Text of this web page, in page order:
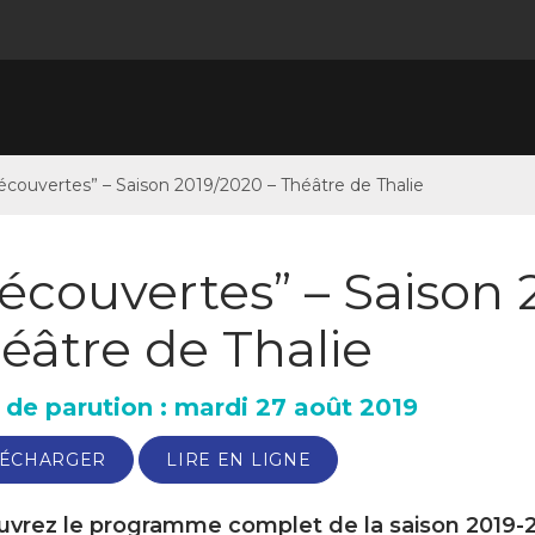
– Saison 2019/2020 – Théâtre de Thalie
– Saison
de Thalie
de parution : mardi 27 août 2019
LIRE EN LIGNE
le programme complet de la saison